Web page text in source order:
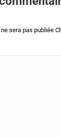
sera pas publiée